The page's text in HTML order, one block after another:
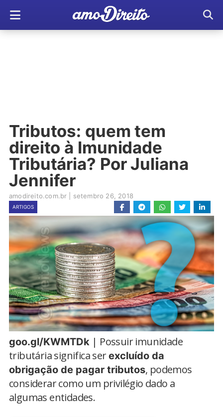
Tributos: quem tem
direito à Imunidade
Tributária? Por Juliana
Jennifer
amodireito.com.br setembro 26, 2018
ARTIGOS
goo.gl/KWMTDk | Possuir imunidade
tributária significa serexcluído da
obrigação de pagar tributos, podemos
considerar como um privilégio dado a
algumas entidades.